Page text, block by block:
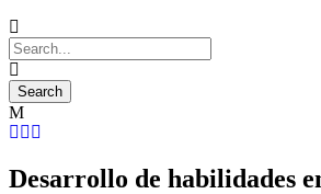
Desarrollo de habilidades